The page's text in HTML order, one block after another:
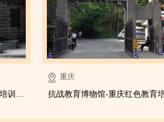
大轰炸惨案遗址-重庆红色教育培训基地
重庆